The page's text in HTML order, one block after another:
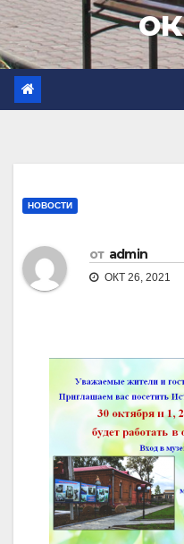
НОВОСТИ
от admin
ОКТ 26, 2021